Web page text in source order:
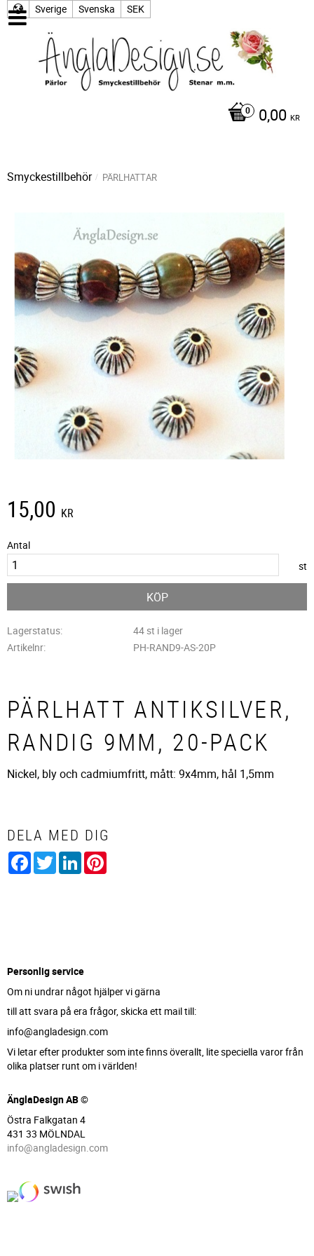
Sverige Svenska SEK
0,00 KR
Smyckestillbehör PÄRLHATTAR
15,00 KR
Antal
st
KÖP
Lagerstatus
44 st i lager
Artikelnr
PH-RAND9-AS-20P
PÄRLHATT ANTIKSILVER,
RANDIG 9MM, 20-PACK
Nickel, bly och cadmiumfritt, mått: 9x4mm, hål 1,5mm
DELA MED DIG
Facebook
TwitterLinkedIn
Personlig service
Om ni undrar något hjälper vi gärna
till att svara på era frågor, skicka ett mail till:
info@angladesign.com
Vi letar efter produkter som inte finns överallt, lite speciella varor från
olika platser runt om i världen!
ÄnglaDesign AB ©
Östra Falkgatan 4
431 33 MÖLNDAL
info@angladesign.com